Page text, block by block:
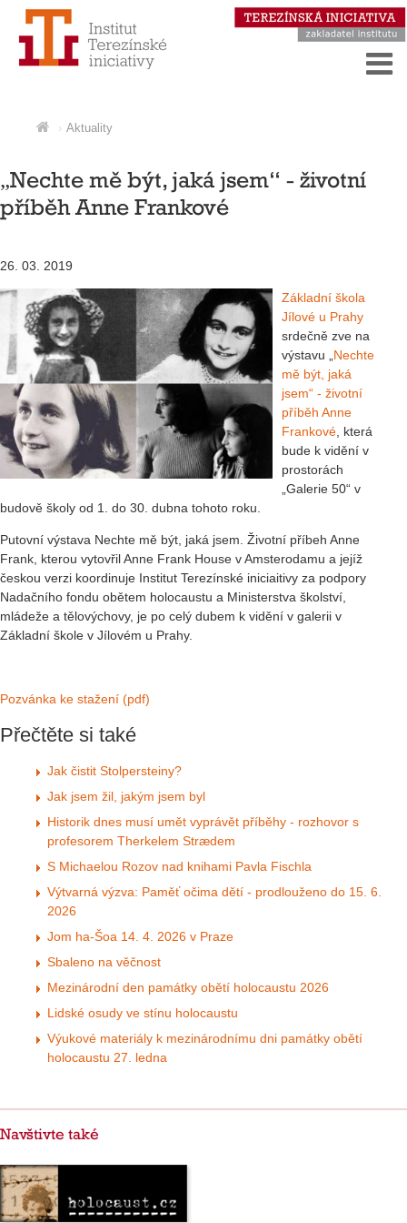
Aktuality
„Nechte mě být, jaká jsem“ - životní
příběh Anne Frankové
26. 03. 2019
Základní škola
Jílové u Prahy
srdečně zve na
výstavu „ Nechte
mě být, jaká
jsem“ - životní
příběh Anne
Frankové , která
bude k vidění v
prostorách
„Galerie 50“ v
budově školy od 1. do 30. dubna tohoto roku.
Putovní výstava Nechte mě být, jaká jsem. Životní příbeh Anne
Frank, kterou vytovřil Anne Frank House v Amsterodamu a jejíž
českou verzi koordinuje Institut Terezínské iniciaitivy za podpory
Nadačního fondu obětem holocaustu a Ministerstva školství,
mládeže a tělovýchovy, je po celý dubem k vidění v galerii v
Základní škole v Jílovém u Prahy.
Pozvánka ke stažení (pdf)
Přečtěte si také
Jak čistit Stolpersteiny?
Jak jsem žil, jakým jsem byl
Historik dnes musí umět vyprávět příběhy - rozhovor s
profesorem Therkelem Strædem
S Michaelou Rozov nad knihami Pavla Fischla
Výtvarná výzva: Paměť očima dětí - prodlouženo do 15. 6.
2026
Jom ha-Šoa 14. 4. 2026 v Praze
Sbaleno na věčnost
Mezinárodní den památky obětí holocaustu 2026
Lidské osudy ve stínu holocaustu
Výukové materiály k mezinárodnímu dni památky obětí
holocaustu 27. ledna
Navštivte také